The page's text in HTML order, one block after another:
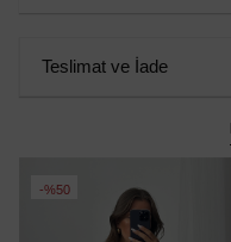
Teslimat ve İade
%50